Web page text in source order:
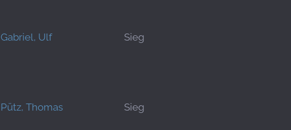
Gabriel, Ulf Sieg
Pütz, Thomas Sieg